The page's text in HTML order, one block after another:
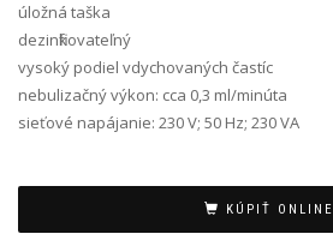
úložná taška
dezinfikovateľný
vysoký podiel vdychovaných častíc
nebulizačný výkon: cca 0,3 ml/minúta
sieťové napájanie: 230 V; 50 Hz; 230 VA
KÚPIŤ ONLINE